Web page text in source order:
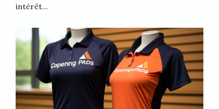
intérêt...